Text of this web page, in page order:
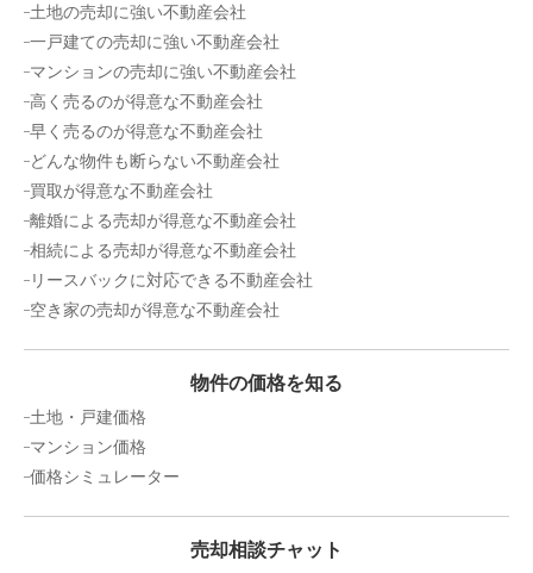
階数:2階
2,800万円
ダイアパレス草津ガーデンコート
階数:4階 専有面積:
3,400 万円
ダイアパレスプロムナード加古町
階数:8階
2,300
江波ロジュマン舟入通り
土地の売却に強い不動産会社
一戸建ての売却に強い不動産会社
マンションの売却に強い不動産会社
高く売るのが得意な不動産会社
早く売るのが得意な不動産会社
どんな物件も断らない不動産会社
買取が得意な不動産会社
離婚による売却が得意な不動産会社
相続による売却が得意な不動産会社
リースバックに対応できる不動産会社
空き家の売却が得意な不動産会社
物件の価格を知る
土地・戸建価格
マンション価格
価格シミュレーター
売却相談チャット